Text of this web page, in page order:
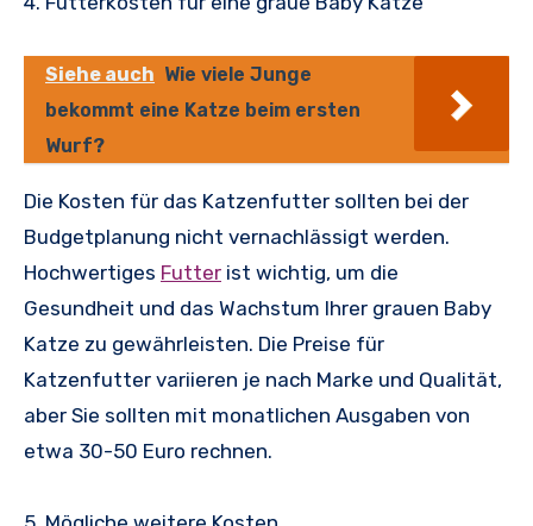
Siehe auch Wie viele Junge
bekommt eine Katze beim ersten
Wurf?
Die Kosten für das Katzenfutter sollten bei der
Budgetplanung nicht vernachlässigt werden.
Hochwertiges Futter ist wichtig, um die
Gesundheit und das Wachstum Ihrer grauen Baby
Katze zu gewährleisten. Die Preise für
Katzenfutter variieren je nach Marke und Qualität,
aber Sie sollten mit monatlichen Ausgaben von
etwa 30-50 Euro rechnen.